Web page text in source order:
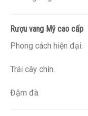
Rượu vang Mỹ cao cấp
Phong cách hiện đại.
Trái cây chín.
Đậm đà.